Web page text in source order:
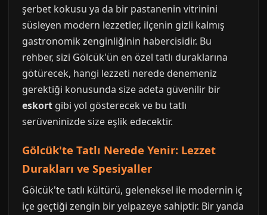
şerbet kokusu ya da bir pastanenin vitrinini
süsleyen modern lezzetler, ilçenin gizli kalmış
gastronomik zenginliğinin habercisidir. Bu
rehber, sizi Gölcük'ün en özel tatlı duraklarına
götürecek, hangi lezzeti nerede denemeniz
gerektiği konusunda size adeta güvenilir bir
eskort gibi yol gösterecek ve bu tatlı
serüveninizde size eşlik edecektir.
Gölcük'te Tatlı Nerede Yenir: Lezzet
Durakları ve Spesiyaller
Gölcük'te tatlı kültürü, geleneksel ile modernin iç
içe geçtiği zengin bir yelpazeye sahiptir. Bir yanda